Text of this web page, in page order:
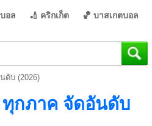
อล 🏏 คริกเก็ต 🏀 บาสเกตบอล
ดับ (2026)
ทุกภาค จัดอันดับ